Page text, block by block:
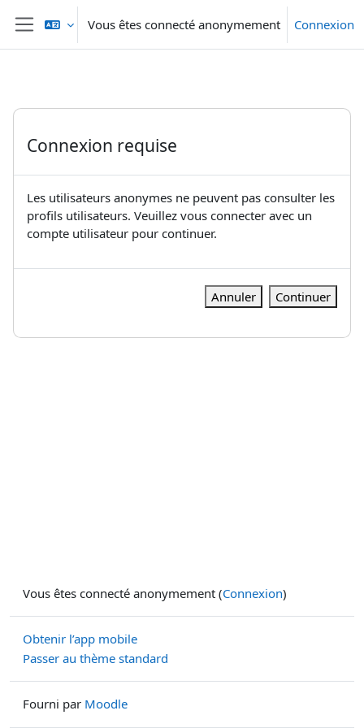
Passer au contenu principal
Panneau latéral
Vous êtes connecté anonymement Connexion
Connexion requise
Les utilisateurs anonymes ne peuvent pas consulter les
profils utilisateurs. Veuillez vous connecter avec un
compte utilisateur pour continuer.
Annuler Continuer
Vous êtes connecté anonymement (Connexion)
Obtenir l’app mobile
Passer au thème standard
Fourni par Moodle